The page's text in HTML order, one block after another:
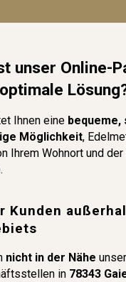
unser Online-
Ihnen eine bequeme,
Möglichkeit,
Ihrem Wohnort und
Kunden
nicht in der Nähe
in 78343